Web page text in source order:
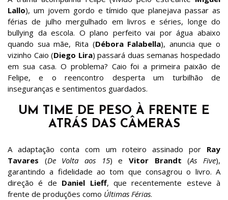
Lallo), um jovem gordo e tímido que planejava passar as
férias de julho mergulhado em livros e séries, longe do
bullying da escola. O plano perfeito vai por água abaixo
quando sua mãe, Rita (Débora Falabella), anuncia que o
vizinho Caio (Diego Lira) passará duas semanas hospedado
em sua casa. O problema? Caio foi a primeira paixão de
Felipe, e o reencontro desperta um turbilhão de
inseguranças e sentimentos guardados.
UM TIME DE PESO À FRENTE E
ATRÁS DAS CÂMERAS
A adaptação conta com um roteiro assinado por Ray
Tavares (De Volta aos 15) eVitor Brandt (As Five),
garantindo a fidelidade ao tom que consagrou o livro. A
direção é de Daniel Lieff, que recentemente esteve à
frente de produções como Últimas Férias.